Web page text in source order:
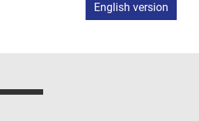
English version